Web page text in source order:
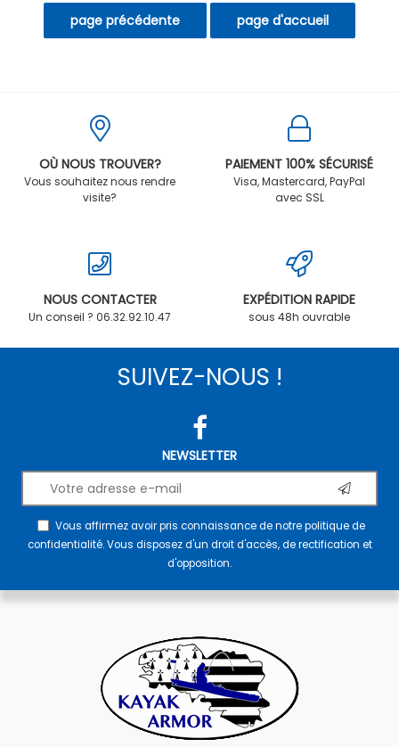
OÙ NOUS TROUVER?
Vous souhaitez nous rendre
visite?
PAIEMENT 100% SÉCURISÉ
Visa, Mastercard, PayPal
avec SSL
NOUS CONTACTER
Un conseil ? 06.32.92.10.47
EXPÉDITION RAPIDE
sous 48h ouvrable
SUIVEZ-NOUS !
NEWSLETTER
Vous affirmez avoir pris connaissance de notrepolitique de
confidentialité. Vous disposez d'un droit d'accès, de rectification et
d'opposition.